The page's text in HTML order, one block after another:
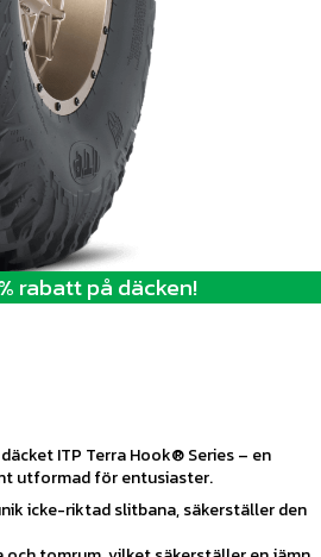
rabatt på däcken!
ITP Terra Hook® Series – en
utformad för entusiaster.
icke-riktad slitbana, säkerställer den